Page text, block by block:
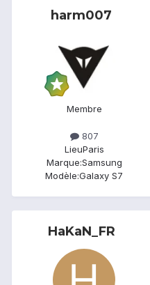
harm007
Membre
807
LieuParis
Marque:Samsung
Modèle:Galaxy S7
HaKaN_FR